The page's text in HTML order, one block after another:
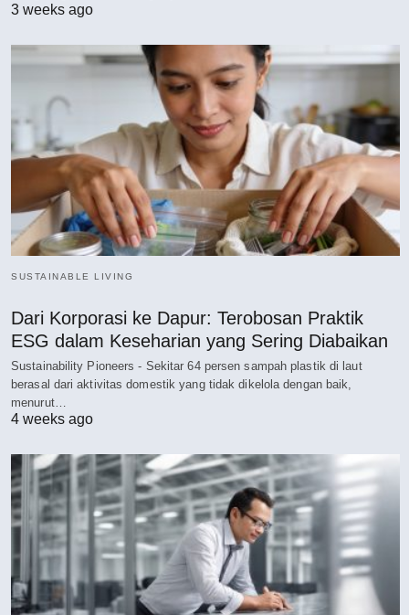
3 weeks ago
SUSTAINABLE LIVING
Dari Korporasi ke Dapur: Terobosan Praktik
ESG dalam Keseharian yang Sering Diabaikan
Sustainability Pioneers - Sekitar 64 persen sampah plastik di laut
berasal dari aktivitas domestik yang tidak dikelola dengan baik,
menurut…
4 weeks ago